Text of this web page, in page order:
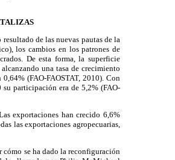
de las nuevas pautas de la
los cambios en los patrones de
De esta forma, la superficie
una tasa de crecimiento
(FAO-FAOSTAT, 2010). Con
participación era de 5,2% (FAO-
exportaciones han crecido 6,6%
las exportaciones agropecuarias,
se ha dado la reconfiguración